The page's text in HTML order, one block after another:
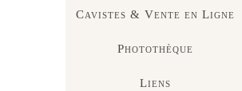
Cavistes & Vente en Ligne
Photothèque
Liens